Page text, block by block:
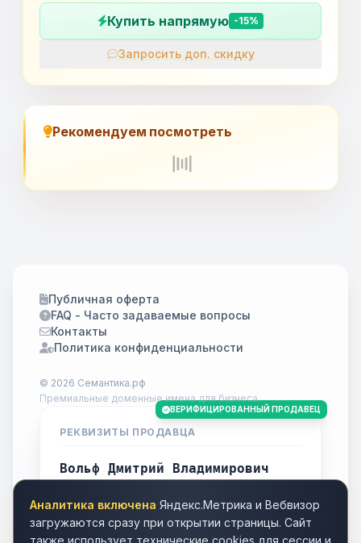
Аналитика включена Яндекс.Метрика и Вебвизор
загружаются сразу при открытии страницы. Сайт
также использует технические cookies для сессии и
Купить напрямую -15%
Запросить доп. скидку
Рекомендуем посмотреть
Публичная оферта
FAQ - Часто задаваемые вопросы
Контакты
Политика конфиденциальности
© 2026 Семантика.рф
Премиальные доменные имена для бизнеса.
ВЕРИФИЦИРОВАННЫЙ ПРОДАВЕЦ
РЕКВИЗИТЫ ПРОДАВЦА
Вольф Дмитрий Владимирович
Город
Томск